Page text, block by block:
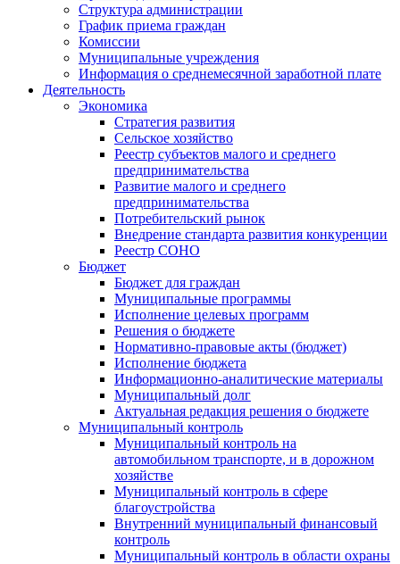
Структура администрации
График приема граждан
Комиссии
Муниципальные учреждения
Информация о среднемесячной заработной плате
Деятельность
Экономика
Стратегия развития
Сельское хозяйство
Реестр субъектов малого и среднего
предпринимательства
Развитие малого и среднего
предпринимательства
Потребительский рынок
Внедрение стандарта развития конкуренции
Реестр СОНО
Бюджет
Бюджет для граждан
Муниципальные программы
Исполнение целевых программ
Решения о бюджете
Нормативно-правовые акты (бюджет)
Исполнение бюджета
Информационно-аналитические материалы
Муниципальный долг
Актуальная редакция решения о бюджете
Муниципальный контроль
Муниципальный контроль на
автомобильном транспорте, и в дорожном
хозяйстве
Муниципальный контроль в сфере
благоустройства
Внутренний муниципальный финансовый
контроль
Муниципальный контроль в области охраны